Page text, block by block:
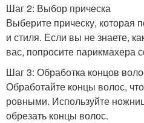
Шаг 2: Выбор прическа
Выберите прическу, которая
и стиля. Если вы не знаете,
вас, попросите парикмахера
Шаг 3: Обработка концов
Обработайте концы волос,
ровными. Используйте
обрезать концы волос.